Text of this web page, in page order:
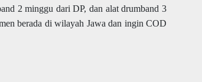
2 minggu dari DP, dan alat drumband 3
berada di wilayah Jawa dan ingin COD